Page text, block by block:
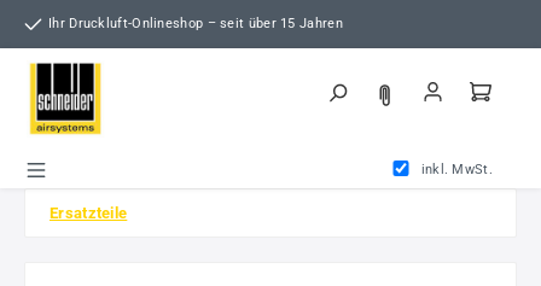
Zum Hauptinhalt springen
Ihr Druckluft-Onlineshop – seit über 15 Jahren
inkl. MwSt.
Ersatzteile